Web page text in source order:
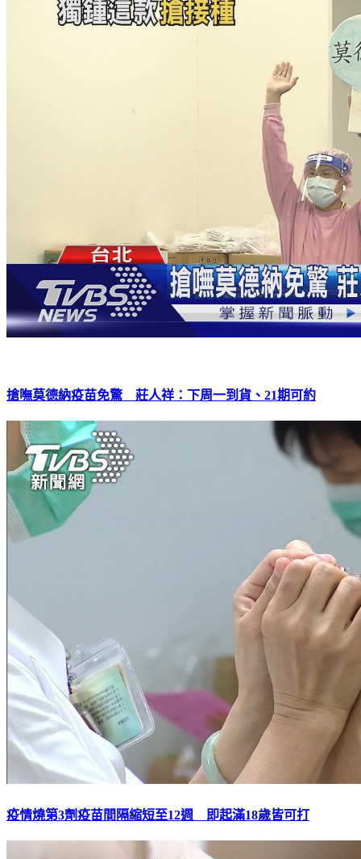
搶嘸莫德納疫苗免驚 莊人祥：下周一到貨、21期可約
疫情燒第3劑疫苗間隔縮短至12週 即起滿18歲皆可打